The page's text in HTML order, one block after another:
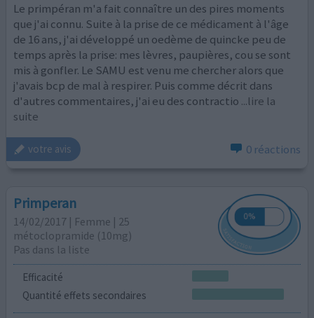
Le primpéran m'a fait connaître un des pires moments
que j'ai connu. Suite à la prise de ce médicament à l'âge
de 16 ans, j'ai développé un oedème de quincke peu de
temps après la prise: mes lèvres, paupières, cou se sont
mis à gonfler. Le SAMU est venu me chercher alors que
j'avais bcp de mal à respirer. Puis comme décrit dans
d'autres commentaires, j'ai eu des contractio ...lire la
suite
votre avis 0 réactions
Primperan
14/02/2017 | Femme | 25
métoclopramide (10mg)
Pas dans la liste
Efficacité
Quantité effets secondaires